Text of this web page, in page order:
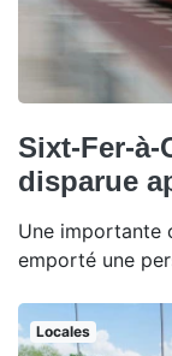
Sixt-Fer-à-
disparue
Une importante
emporté une
Locales